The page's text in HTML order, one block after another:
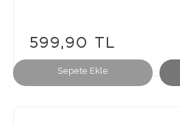
Sepete Ekle
599,90 TL